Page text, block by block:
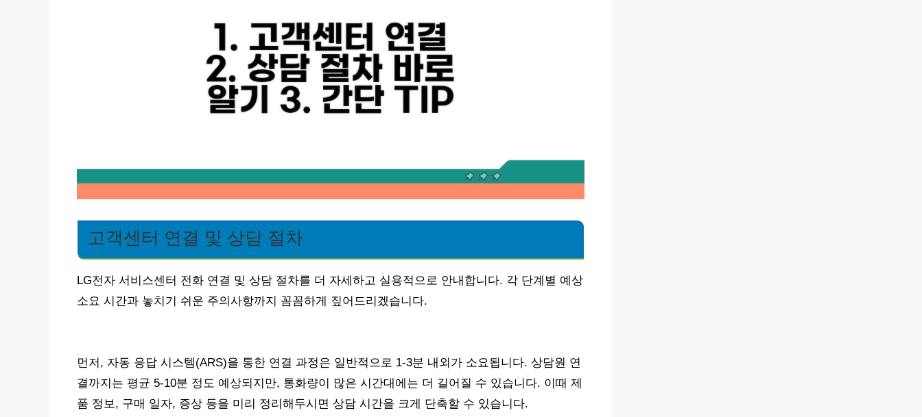
고객센터 연결 및 상담 절차
LG전자 서비스센터 전화 연결 및 상담 절차를 더 자세하고 실용적으로 안내합니다. 각 단계별 예상
소요 시간과 놓치기 쉬운 주의사항까지 꼼꼼하게 짚어드리겠습니다.
먼저, 자동 응답 시스템(ARS)을 통한 연결 과정은 일반적으로 1-3분 내외가 소요됩니다. 상담원 연
결까지는 평균 5-10분 정도 예상되지만, 통화량이 많은 시간대에는 더 길어질 수 있습니다. 이때 제
품 정보, 구매 일자, 증상 등을 미리 정리해두시면 상담 시간을 크게 단축할 수 있습니다.